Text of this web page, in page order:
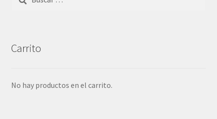
Carrito
No hay productos en el carrito.